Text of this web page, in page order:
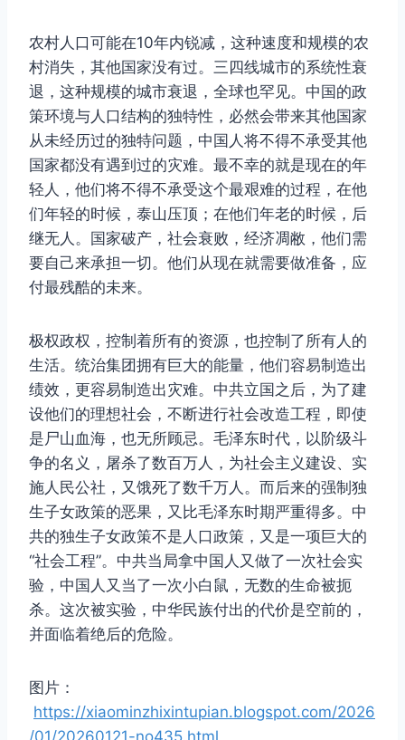
农村人口可能在10年内锐减，这种速度和规模的农
村消失，其他国家没有过。三四线城市的系统性衰
退，这种规模的城市衰退，全球也罕见。中国的政
策环境与人口结构的独特性，必然会带来其他国家
从未经历过的独特问题，中国人将不得不承受其他
国家都没有遇到过的灾难。最不幸的就是现在的年
轻人，他们将不得不承受这个最艰难的过程，在他
们年轻的时候，泰山压顶；在他们年老的时候，后
继无人。国家破产，社会衰败，经济凋敝，他们需
要自己来承担一切。他们从现在就需要做准备，应
付最残酷的未来。
极权政权，控制着所有的资源，也控制了所有人的
生活。统治集团拥有巨大的能量，他们容易制造出
绩效，更容易制造出灾难。中共立国之后，为了建
设他们的理想社会，不断进行社会改造工程，即使
是尸山血海，也无所顾忌。毛泽东时代，以阶级斗
争的名义，屠杀了数百万人，为社会主义建设、实
施人民公社，又饿死了数千万人。而后来的强制独
生子女政策的恶果，又比毛泽东时期严重得多。中
共的独生子女政策不是人口政策，又是一项巨大的
“社会工程”。中共当局拿中国人又做了一次社会实
验，中国人又当了一次小白鼠，无数的生命被扼
杀。这次被实验，中华民族付出的代价是空前的，
并面临着绝后的危险。
图片：
https://xiaominzhixintupian.blogspot.com/2026